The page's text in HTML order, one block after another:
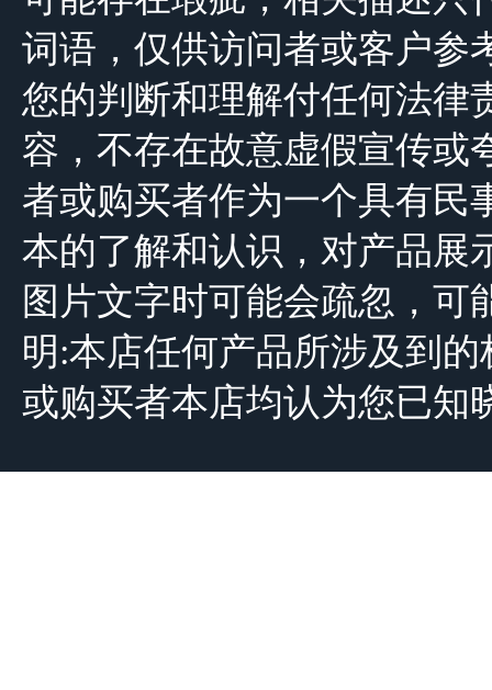
词语，仅供访问者或客户参
您的判断和理解付任何法律
容，不存在故意虚假宣传或
者或购买者作为一个具有民
本的了解和认识，对产品展
图片文字时可能会疏忽，可
明:本店任何产品所涉及到
或购买者本店均认为您已知